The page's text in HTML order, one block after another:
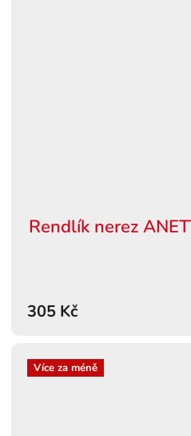
Rendlík nerez
305 Kč
Více za méně